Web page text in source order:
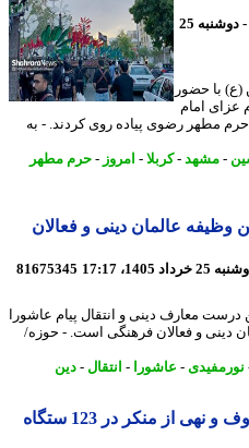
54 روز پیش - دوشنبه 25
حضور
امام
رضوی پیاده روی کردند. - به
مشهد-کربلا- امروز- حرم مطهر
عالمان دینی و فعالان
81675345
معارف دینی و انتقال پیام عاشورا
و فعالان فرهنگی است. - حوزه/
-عاشورا-انتقال-دین
فعالیت رابطان امر به معروف و نهی از منکر در 123 ستگاه